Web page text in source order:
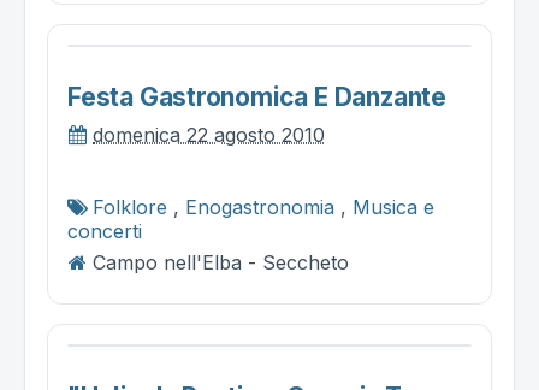
Festa Gastronomica E Danzante
domenica 22 agosto 2010
Folklore , Enogastronomia , Musica e
concerti
Campo nell'Elba - Seccheto